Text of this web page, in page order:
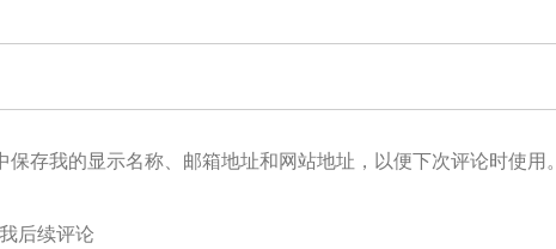
保存我的显示名称、邮箱地址和网站地址，以便下次评论时使用。
后续评论